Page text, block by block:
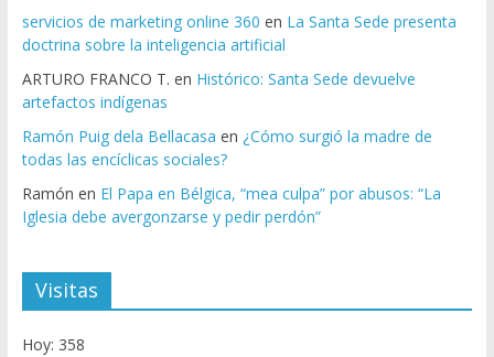
servicios de marketing online 360 en La Santa Sede presenta
doctrina sobre la inteligencia artificial
ARTURO FRANCO T. en Histórico: Santa Sede devuelve
artefactos indígenas
Ramón Puig dela Bellacasa en ¿Cómo surgió la madre de
todas las encíclicas sociales?
Ramón en El Papa en Bélgica, “mea culpa” por abusos: “La
Iglesia debe avergonzarse y pedir perdón”
Visitas
Hoy: 358